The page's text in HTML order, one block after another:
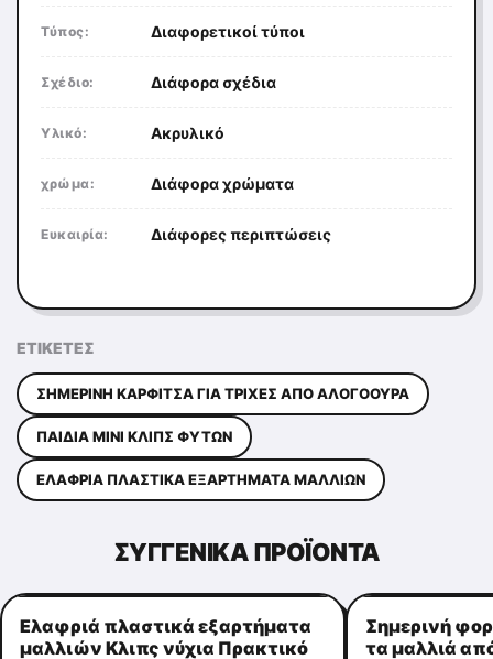
Τύπος: Διαφορετικοί τύποι
Σχέδιο: Διάφορα σχέδια
Υλικό: Ακρυλικό
χρώμα: Διάφορα χρώματα
Ευκαιρία: Διάφορες περιπτώσεις
ΕΤΙΚΈΤΕΣ
ΣΗΜΕΡΙΝΉ ΚΑΡΦΊΤΣΑ ΓΙΑ ΤΡΊΧΕΣ ΑΠΌ ΑΛΟΓΟΟΥΡΆ
ΠΑΙΔΙΆ ΜΊΝΙ ΚΛΙΠΣ ΦΥΤΏΝ
ΕΛΑΦΡΙΆ ΠΛΑΣΤΙΚΆ ΕΞΑΡΤΉΜΑΤΑ ΜΑΛΛΙΏΝ
ΣΥΓΓΕΝΙΚΆ ΠΡΟΪΌΝΤΑ
Ελαφριά πλαστικά εξαρτήματα
μαλλιών Κλιπς νύχια Πρακτικό
Σημερινή
τα μαλλιά